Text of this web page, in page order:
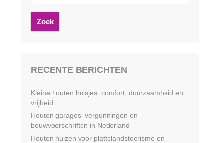
Zoek
RECENTE BERICHTEN
Kleine houten huisjes: comfort, duurzaamheid en
vrijheid
Houten garages: vergunningen en
bouwvoorschriften in Nederland
Houten huizen voor plattelandstoerisme en